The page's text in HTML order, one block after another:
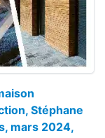
Stéphane
mars 2024,